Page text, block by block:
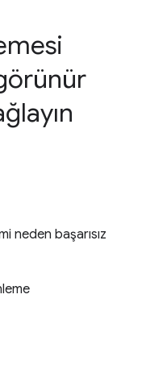
neden başarısız